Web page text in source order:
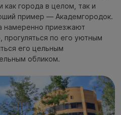
как города в целом, так и
пример — Академгородок.
намеренно приезжают
прогуляться по его уютным
его цельным
обликом.